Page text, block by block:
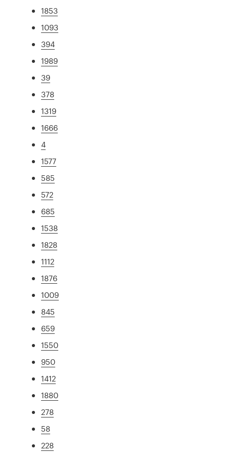
1853
1093
394
1989
39
378
1319
1666
4
1577
585
572
685
1538
1828
1112
1876
1009
845
659
1550
950
1412
1880
278
58
228